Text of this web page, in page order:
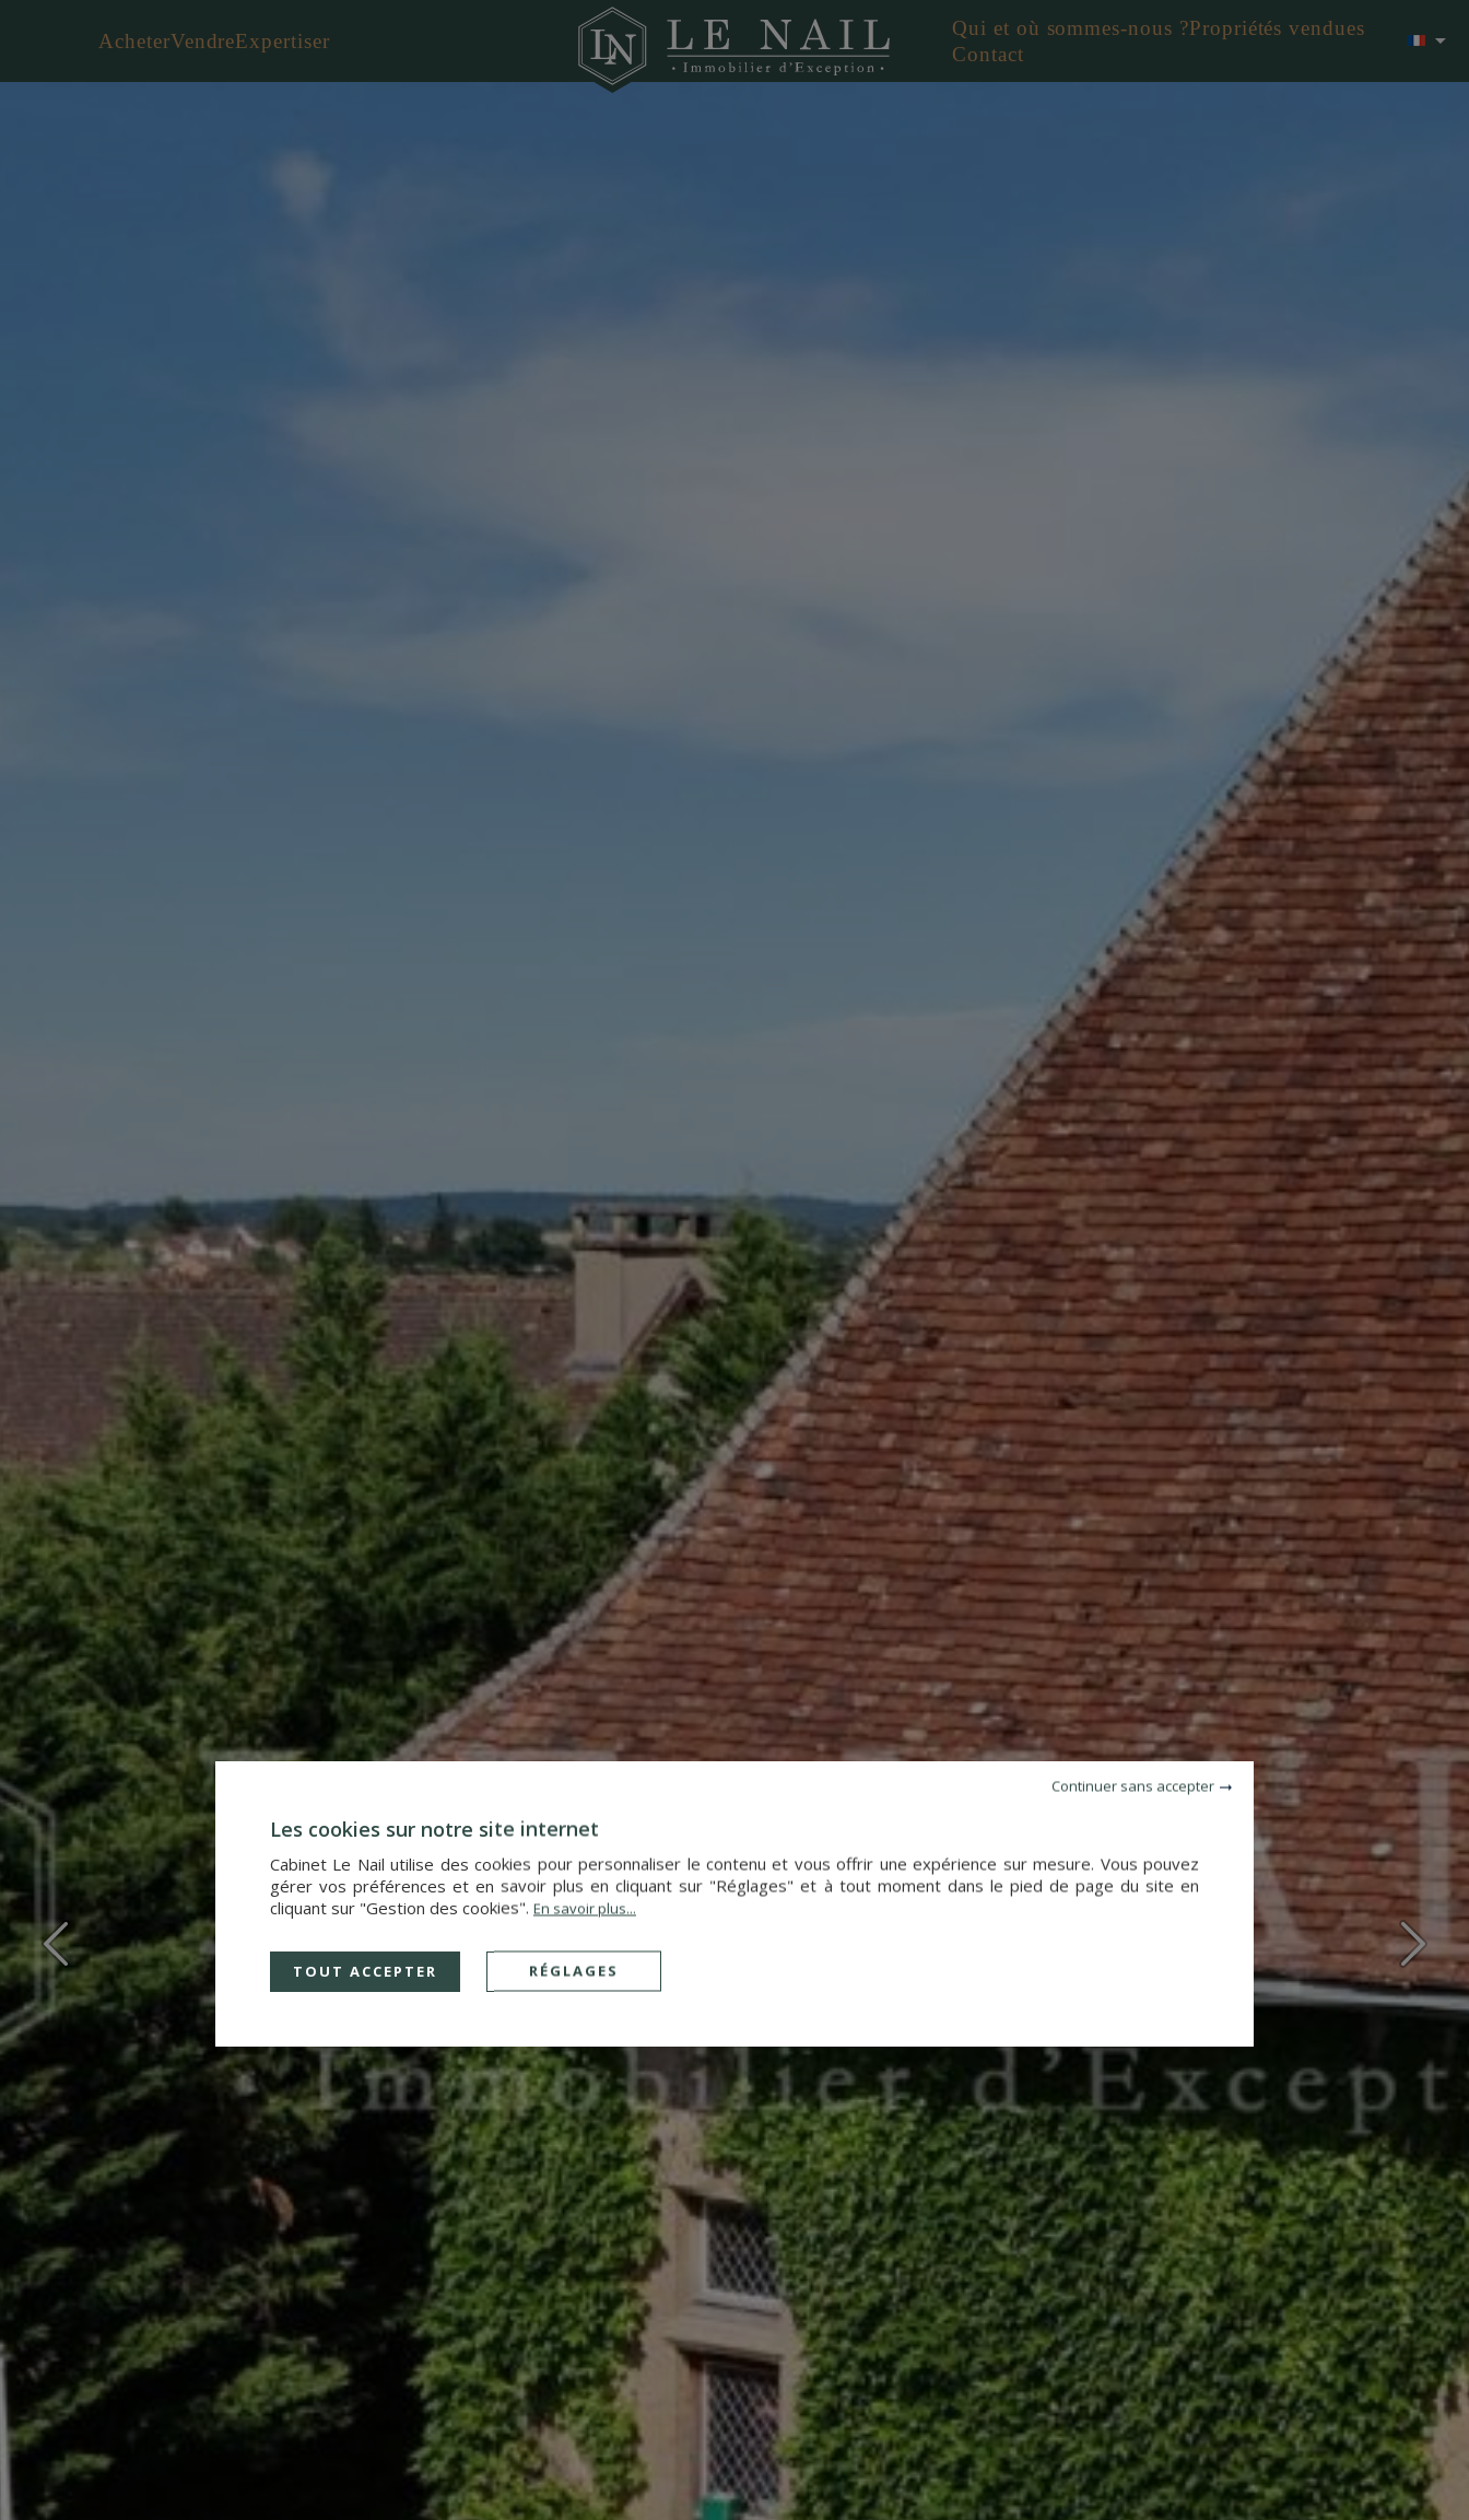
AcheterVendreExpertiser
Qui et où sommes-nous ?Propriétés vendues
Contact
Continuer sans accepter
Les cookies sur notre site internet
Cabinet Le Nail utilise des cookies pour personnaliser le contenu et vous offrir une expérience sur mesure. Vous pouvez
gérer vos préférences et en savoir plus en cliquant sur "Réglages" et à tout moment dans le pied de page du site en
cliquant sur "Gestion des cookies". En savoir plus...
TOUT ACCEPTER RÉGLAGES